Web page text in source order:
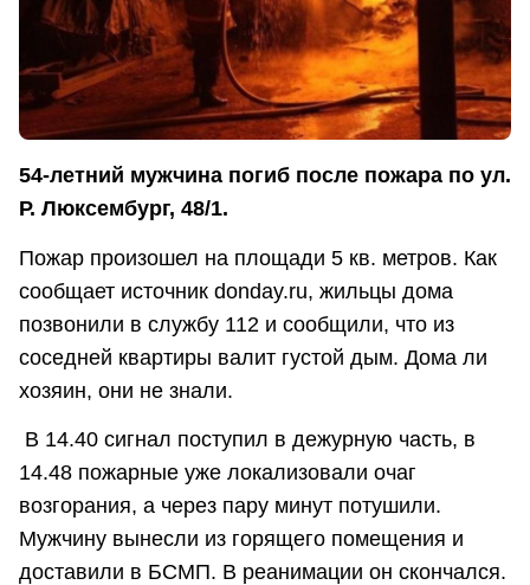
54-летний мужчина погиб после пожара по ул.
Р. Люксембург, 48/1.
Пожар произошел на площади 5 кв. метров. Как
сообщает источник donday.ru, жильцы дома
позвонили в службу 112 и сообщили, что из
соседней квартиры валит густой дым. Дома ли
хозяин, они не знали.
В 14.40 сигнал поступил в дежурную часть, в
14.48 пожарные уже локализовали очаг
возгорания, а через пару минут потушили.
Мужчину вынесли из горящего помещения и
доставили в БСМП. В реанимации он скончался.